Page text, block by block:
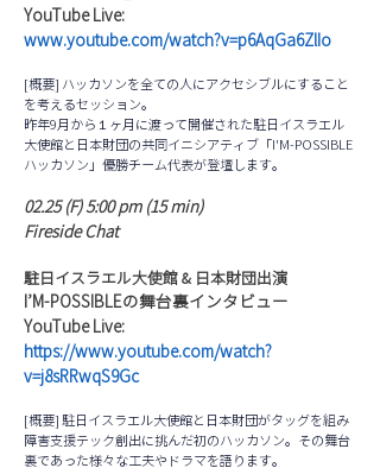
YouTube Live:
www.youtube.com/watch?v=p6AqGa6ZlIo
[概要] ハッカソンを全ての人にアクセシブルにすること
を考えるセッション。
昨年9月から１ヶ月に渡って開催された駐日イスラエル
大使館と日本財団の共同イニシアティブ「I'M-POSSIBLE
ハッカソン」優勝チーム代表が登壇します。
02.25 (F) 5:00 pm (15 min)
Fireside Chat
駐日イスラエル大使館 & 日本財団出演
I’M-POSSIBLEの舞台裏インタビュー
YouTube Live:
https://www.youtube.com/watch?
v=j8sRRwqS9Gc
[概要] 駐日イスラエル大使館と日本財団がタッグを組み
障害支援テック創出に挑んだ初のハッカソン。その舞台
裏であった様々な工夫やドラマを語ります。